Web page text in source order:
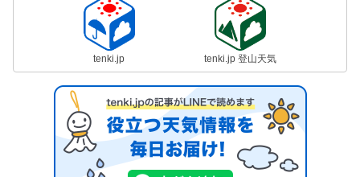
tenki.jp tenki.jp 登山天気